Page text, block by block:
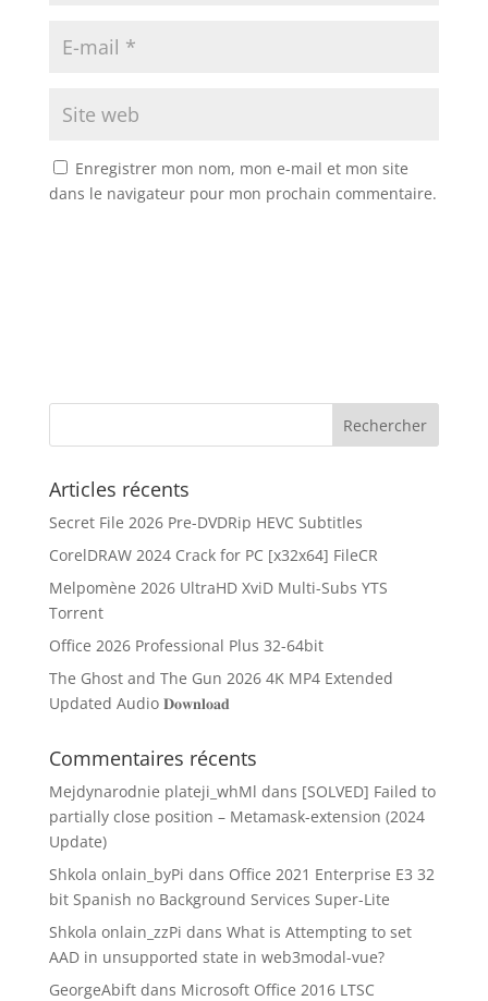
Enregistrer mon nom, mon e-mail et mon site
dans le navigateur pour mon prochain commentaire.
Articles récents
Secret File 2026 Pre-DVDRip HEVC Subtitles
CorelDRAW 2024 Crack for PC [x32x64] FileCR
Melpomène 2026 UltraHD XviD Multi-Subs YTS
Torrent
Office 2026 Professional Plus 32-64bit
The Ghost and The Gun 2026 4K MP4 Extended
Updated Audio 𝐃𝐨𝐰𝐧𝐥𝐨𝐚𝐝
Commentaires récents
Mejdynarodnie plateji_whMl dans [SOLVED] Failed to
partially close position – Metamask-extension (2024
Update)
Shkola onlain_byPi dans Office 2021 Enterprise E3 32
bit Spanish no Background Services Super-Lite
Shkola onlain_zzPi dans What is Attempting to set
AAD in unsupported state in web3modal-vue?
GeorgeAbiftdans Microsoft Office 2016 LTSC